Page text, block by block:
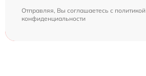
Отправляя, Вы соглашаетесь с политикой
конфиденциальности